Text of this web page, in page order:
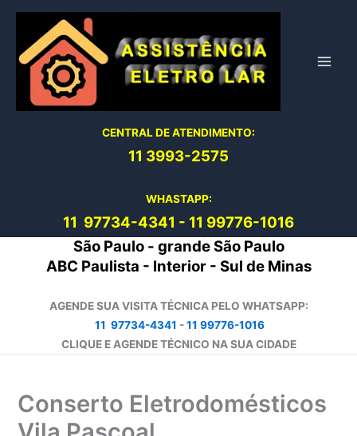
conteúdo
CENTRAL DE ATENDIMENTO:
11 3993-2575
WHASTAPP:
11 97734-4341 - 11 99776-1016
São Paulo - grande São Paulo
ABC Paulista - Interior - Sul de Minas
AGENDE SUA VISITA TÉCNICA PELO WHATSAPP:
11 97734-4341 -11 99776-1016
CLIQUE E AGENDE TÉCNICO NA SUA CIDADE
Conserto Eletrodomésticos